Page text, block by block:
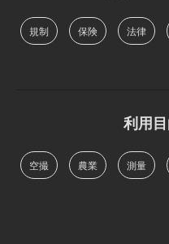
規制 保険 法律
利用
空撮 農業 測量